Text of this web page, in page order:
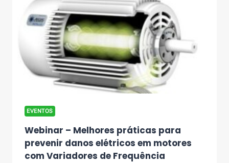
EVENTOS
Webinar – Melhores práticas para
prevenir danos elétricos em motores
com Variadores de Frequência